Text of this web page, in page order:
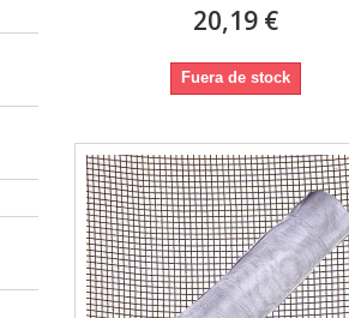
20,19 €
Fuera de stock